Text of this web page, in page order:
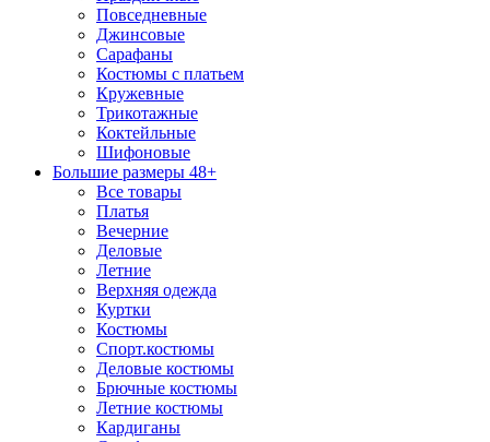
Повседневные
Джинсовые
Сарафаны
Костюмы с платьем
Кружевные
Трикотажные
Коктейльные
Шифоновые
Большие размеры 48+
Все товары
Платья
Вечерние
Деловые
Летние
Верхняя одежда
Куртки
Костюмы
Спорт.костюмы
Деловые костюмы
Брючные костюмы
Летние костюмы
Кардиганы